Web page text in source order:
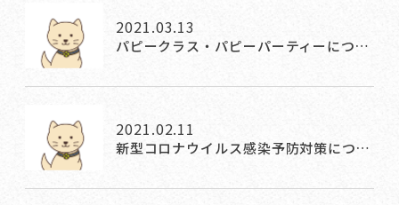
2021.03.13
パピークラス・パピーパーティーにつ…
2021.02.11
新型コロナウイルス感染予防対策につ…